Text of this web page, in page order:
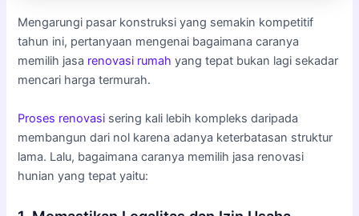
Mengarungi pasar konstruksi yang semakin kompetitif
tahun ini, pertanyaan mengenai bagaimana caranya
memilih jasa renovasi rumah yang tepat bukan lagi sekadar
mencari harga termurah.
Proses renovasi sering kali lebih kompleks daripada
membangun dari nol karena adanya keterbatasan struktur
lama. Lalu, bagaimana caranya memilih jasa renovasi
hunian yang tepat yaitu: